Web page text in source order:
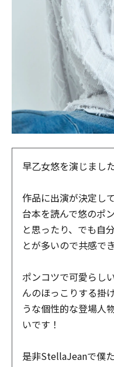
早乙女悠を演じまし
作品に出演が決定し
台本を読んで悠のポ
と思ったり、でも自
とが多いので共感で
ポンコツで可愛らし
んのほっこりする掛
うな個性的な登場人
いです！
是非StellaJeanで僕